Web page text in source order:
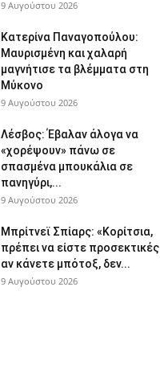
9 Αυγούστου 2026
Κατερίνα Παναγοπούλου:
Μαυρισμένη και χαλαρή
μαγνήτισε τα βλέμματα στη
Μύκονο
9 Αυγούστου 2026
Λέσβος: Έβαλαν άλογα να
«χορέψουν» πάνω σε
σπασμένα μπουκάλια σε
πανηγύρι,...
9 Αυγούστου 2026
Μπρίτνεϊ Σπίαρς: «Κορίτσια,
πρέπει να είστε προσεκτικές
αν κάνετε μπότοξ, δεν...
9 Αυγούστου 2026